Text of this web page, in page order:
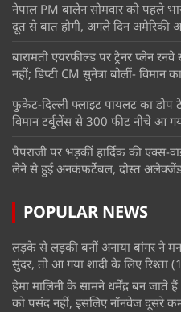
नेपाल PM बालेन सोमवार को पहले
दूत से बात होगी, अगले दिन अमेरिकी
बारामती एयरफील्ड पर ट्रेनर प्लेन
नहीं; डिप्टी CM सुनेत्रा बोलीं- विमान
फुकेट-दिल्ली फ्लाइट पायलट का डोप
विमान टर्बुलेंस से 300 फीट नीचे आ
पैपराजी पर भड़कीं हार्दिक की एक्स-
लेने से हुईं अनकंफर्टेबल, दोस्त
POPULAR NEWS
लड़के से लड़की बनीं अनाया बांगर ने
सुंदर, तो आ गया शादी के लिए रिश्ता
हेमा मालिनी के सामने धर्मेंद्र बन जाते
को पसंद नहीं, इसलिए नॉनवेज दूसरे